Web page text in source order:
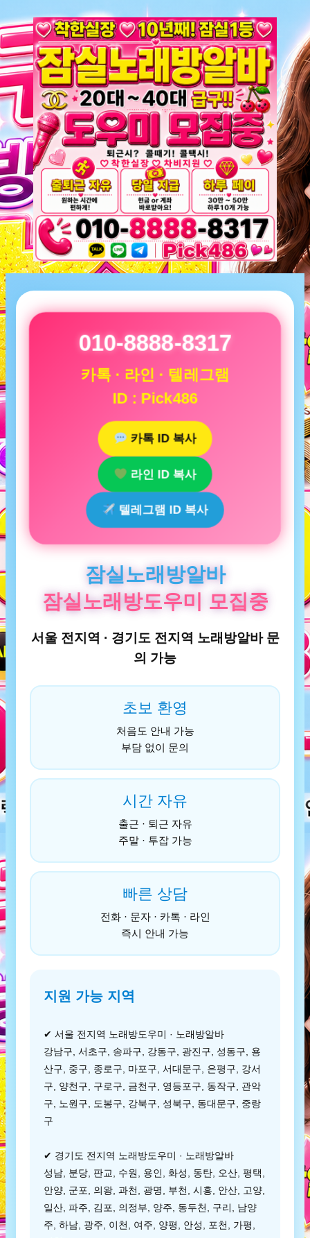
010-8888-8317
카톡 · 라인 · 텔레그램
ID : Pick486
카톡 ID 복사
라인 ID 복사
텔레그램 ID 복사
잠실노래방알바
잠실노래방도우미 모집중
서울 전지역 · 경기도 전지역 노래방알바 문
의 가능
초보 환영
처음도 안내 가능
부담 없이 문의
시간 자유
출근 · 퇴근 자유
주말 · 투잡 가능
빠른 상담
전화 · 문자 · 카톡 · 라인
즉시 안내 가능
지원 가능 지역
✔ 서울 전지역 노래방도우미 · 노래방알바
강남구, 서초구, 송파구, 강동구, 광진구, 성동구, 용
산구, 중구, 종로구, 마포구, 서대문구, 은평구, 강서
구, 양천구, 구로구, 금천구, 영등포구, 동작구, 관악
구, 노원구, 도봉구, 강북구, 성북구, 동대문구, 중랑
구
✔ 경기도 전지역 노래방도우미 · 노래방알바
성남, 분당, 판교, 수원, 용인, 화성, 동탄, 오산, 평택,
안양, 군포, 의왕, 과천, 광명, 부천, 시흥, 안산, 고양,
일산, 파주, 김포, 의정부, 양주, 동두천, 구리, 남양
주, 하남, 광주, 이천, 여주, 양평, 안성, 포천, 가평,